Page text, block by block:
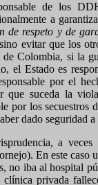
de los
a
de respeto y de
evitar que los
de Colombia, si la
el Estado es
por el
que suceda la
por los secuestros
dado seguridad
a veces
En este caso
no iba al hospital
privada